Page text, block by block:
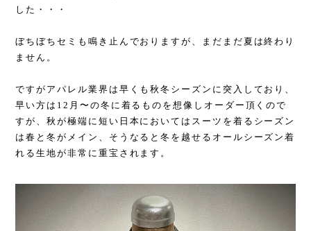
した・・・
ぼちぼちセミも鳴き止んでおりますが、まだまだ夏は終わり
ません。
ですがアパレル業界は早くも秋冬シーズンに突入しており、
早い方は12月〜の冬に着るものを想像しオーダー頂くので
すが、秋が極端に短い日本においてはスーツを着るシーズン
は春と冬がメイン、そうなると冬を越せるオールシーズン着
れる生地が非常に重宝されます。